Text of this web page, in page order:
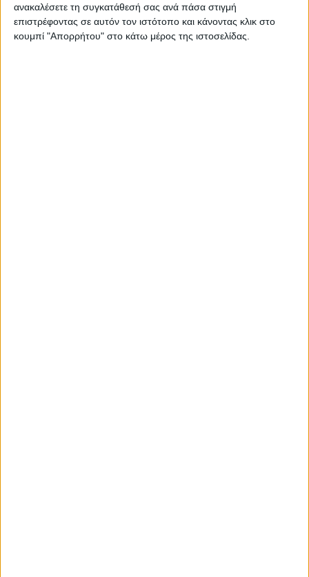
ανακαλέσετε τη συγκατάθεσή σας ανά πάσα στιγμή
επιστρέφοντας σε αυτόν τον ιστότοπο και κάνοντας κλικ στο
κουμπί "Απορρήτου" στο κάτω μέρος της ιστοσελίδας.
Η Αρχαιότερη Καθημερινή Πρωινή Εφημερίδα της Καρδίτσας